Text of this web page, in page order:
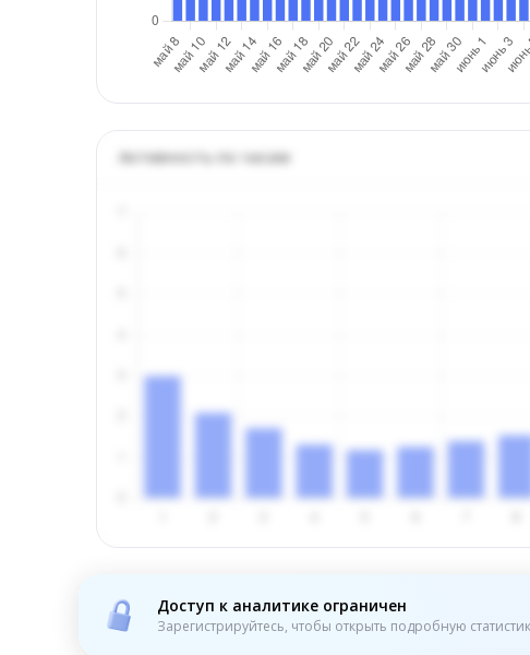
Активность по часам
Доступ к аналитике ограничен
Зарегистрируйтесь, чтобы открыть подробную